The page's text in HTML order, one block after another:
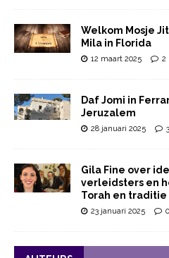
Welkom Mosje
Mila in Florida
12 maart 2025 2
Daf Jomi in
Jeruzalem
28 januari 2025 3
Gila Fine over
verleidsters en
Torah en traditie
23 januari 2025 0